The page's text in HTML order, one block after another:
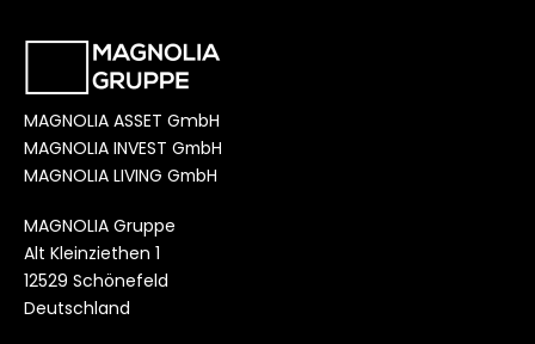
MAGNOLIA ASSET GmbH
MAGNOLIA INVEST GmbH
MAGNOLIA LIVING GmbH
MAGNOLIA Gruppe
Alt Kleinziethen 1
12529 Schönefeld
Deutschland